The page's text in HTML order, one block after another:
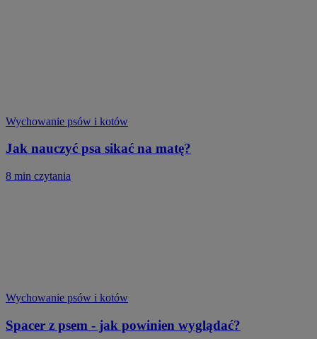
Wychowanie psów i kotów
Jak nauczyć psa sikać na matę?
8 min czytania
Wychowanie psów i kotów
Spacer z psem - jak powinien wyglądać?